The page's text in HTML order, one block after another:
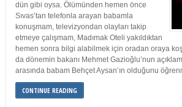
dün gibi oysa. Ölümünden hemen önce
Sıvas’tan telefonla arayan babamla
konuşmam, televizyondan olayları takip
etmeye çalışmam, Madımak Oteli yakıldıktan
hemen sonra bilgi alabilmek için oradan oraya
da dönemin bakanı Mehmet Gazioğlu’nun
arasında babam Behçet Aysan’ın olduğunu
CONTINUE READING